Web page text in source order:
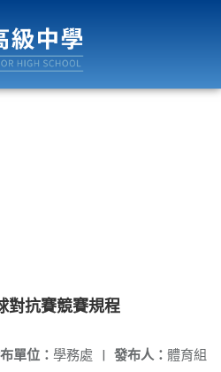
對抗賽競賽規程
發布人： 體育組
單位： 學務處 |